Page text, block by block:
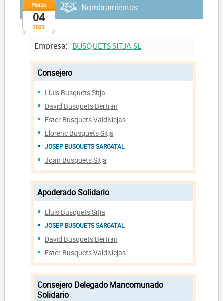
2021
Marzo
04
Nombramientos
Empresa: BUSQUETS SITJA SL
Consejero
Lluis Busquets Sitja
David Busquets Bertran
Ester Busquets Valdiviejas
Llorenc Busquets Sitja
JOSEP BUSQUETS SARGATAL
Joan Busquets Sitja
Apoderado Solidario
Lluis Busquets Sitja
JOSEP BUSQUETS SARGATAL
David Busquets Bertran
Ester Busquets Valdiviejas
Consejero Delegado Mancomunado
Solidario